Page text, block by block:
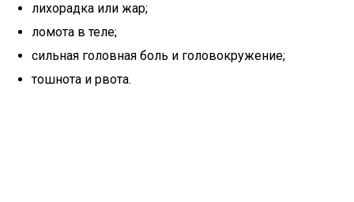
лихорадка или жар;
ломота в теле;
сильная головная боль и головокружение;
тошнота и рвота.